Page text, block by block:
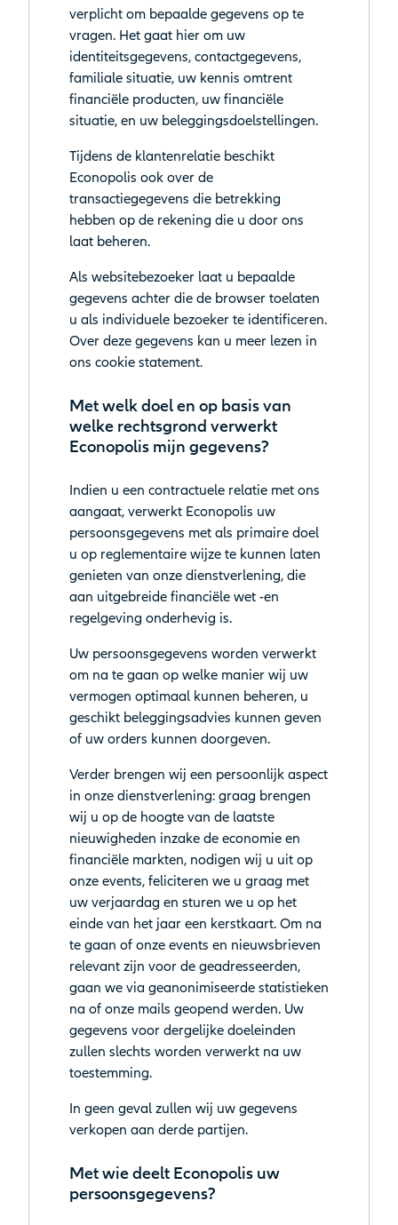
verplicht om bepaalde gegevens op te
vragen. Het gaat hier om uw
identiteitsgegevens, contactgegevens,
familiale situatie, uw kennis omtrent
financiële producten, uw financiële
situatie, en uw beleggingsdoelstellingen.
Tijdens de klantenrelatie beschikt
Econopolis ook over de
transactiegegevens die betrekking
hebben op de rekening die u door ons
laat beheren.
Als websitebezoeker laat u bepaalde
gegevens achter die de browser toelaten
u als individuele bezoeker te identificeren.
Over deze gegevens kan u meer lezen in
ons cookie statement.
Met welk doel en op basis van
welke rechtsgrond verwerkt
Econopolis mijn gegevens?
Indien u een contractuele relatie met ons
aangaat, verwerkt Econopolis uw
persoonsgegevens met als primaire doel
u op reglementaire wijze te kunnen laten
genieten van onze dienstverlening, die
aan uitgebreide financiële wet -en
regelgeving onderhevig is.
Uw persoonsgegevens worden verwerkt
om na te gaan op welke manier wij uw
vermogen optimaal kunnen beheren, u
geschikt beleggingsadvies kunnen geven
of uw orders kunnen doorgeven.
Verder brengen wij een persoonlijk aspect
in onze dienstverlening: graag brengen
wij u op de hoogte van de laatste
nieuwigheden inzake de economie en
financiële markten, nodigen wij u uit op
onze events, feliciteren we u graag met
uw verjaardag en sturen we u op het
einde van het jaar een kerstkaart. Om na
te gaan of onze events en nieuwsbrieven
relevant zijn voor de geadresseerden,
gaan we via geanonimiseerde statistieken
na of onze mails geopend werden. Uw
gegevens voor dergelijke doeleinden
zullen slechts worden verwerkt na uw
toestemming.
In geen geval zullen wij uw gegevens
verkopen aan derde partijen.
Met wie deelt Econopolis uw
persoonsgegevens?